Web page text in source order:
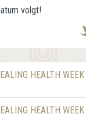
volgt!
HEALTH WEEK
HEALTH WEEK